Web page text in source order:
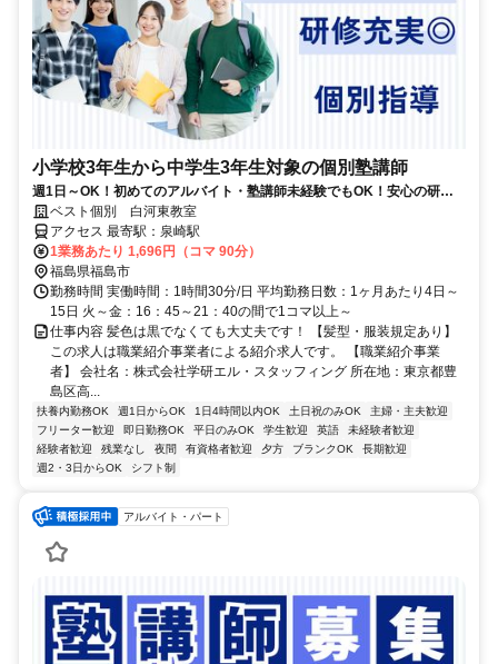
小学校3年生から中学生3年生対象の個別塾講師
週1日～OK！初めてのアルバイト・塾講師未経験でもOK！安心の研修
制度あり★
ベスト個別 白河東教室
アクセス 最寄駅：泉崎駅
1業務あたり 1,696円（コマ 90分）
福島県福島市
勤務時間 実働時間：1時間30分/日 平均勤務日数：1ヶ月あたり4日～
15日 火～金：16：45～21：40の間で1コマ以上～
仕事内容 髪色は黒でなくても大丈夫です！ 【髪型・服装規定あり】
この求人は職業紹介事業者による紹介求人です。 【職業紹介事業
者】 会社名：株式会社学研エル・スタッフィング 所在地：東京都豊
島区高...
扶養内勤務OK 週1日からOK 1日4時間以内OK 土日祝のみOK
主婦・主夫歓迎
フリーター歓迎
即日勤務OK 平日のみOK 学生歓迎 英語
未経験者歓迎
経験者歓迎
残業なし 夜間 有資格者歓迎 夕方 ブランクOK
長期歓迎
週2・3日からOK
シフト制
アルバイト・パート